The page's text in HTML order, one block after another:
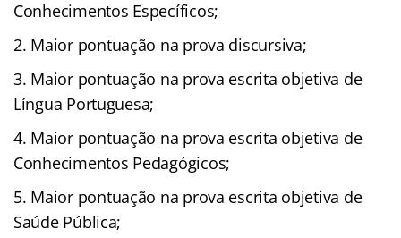
Conhecimentos Específicos;
Maior pontuação na prova discursiva;
Maior pontuação na prova escrita objetiva de
Língua Portuguesa;
Maior pontuação na prova escrita objetiva de
Conhecimentos Pedagógicos;
Maior pontuação na prova escrita objetiva de
Saúde Pública;